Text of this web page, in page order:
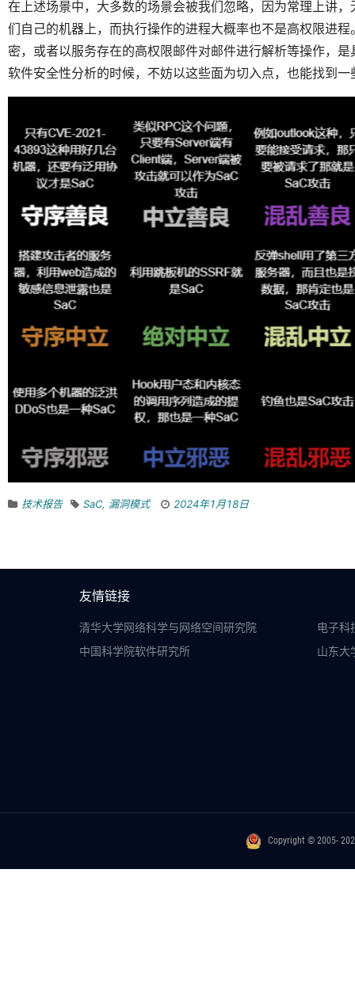
在上述场景中，大多数的场景会被我们忽略，因为常理上讲
们自己的机器上，而执行操作的进程大概率也不是高权限进
密，或者以服务存在的高权限邮件对邮件进行解析等操作，
软件安全性分析的时候，不妨以这些面为切入点，也能找到一
技术报告 SaC, 漏洞模式 2024年1月18日
友情链接
清华大学网络科学与网络空间研究院
电子科
中国科学院软件研究所
山东大
Copyright © 2005-